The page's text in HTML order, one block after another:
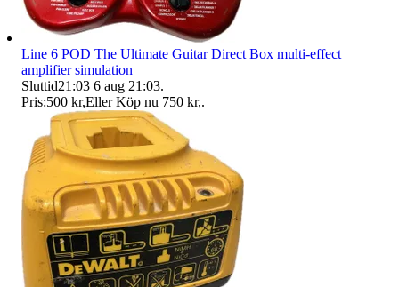
Line 6 POD The Ultimate Guitar Direct Box multi-effect
amplifier simulation
Sluttid21:03 6 aug 21:03.
Pris:500 kr,Eller Köp nu 750 kr,.